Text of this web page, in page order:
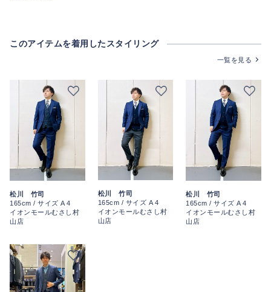
このアイテムを着用したスタイリング
一覧を見る
松川 竹司
165cm / サイズ A 4
イオンモールむさし村
山店
松川 竹司
165cm / サイズ A 4
イオンモールむさし村
山店
松川 竹司
165cm / サイズ A 4
イオンモールむさし村
山店